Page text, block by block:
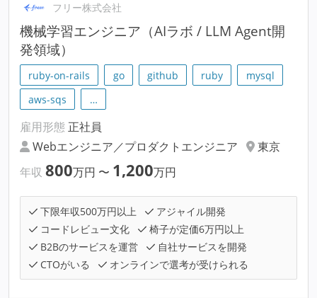
フリー株式会社
機械学習エンジニア（AIラボ / LLM Agent開
発領域）
ruby-on-rails go github ruby
mysql
aws-sqs
…
雇用形態 正社員
Webエンジニア／プロダクトエンジニア
東京
年収 800万円 〜 1,200万円
下限年収500万円以上
アジャイル開発
コードレビュー文化
椅子が定価6万円以上
B2Bのサービスを運営
自社サービスを開発
CTOがいる
オンラインで選考が受けられる